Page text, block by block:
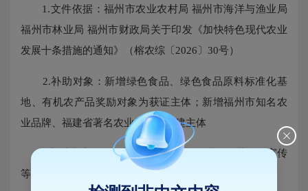
1.文件依据：福州市农业农村局 福州市海洋与渔业局
福州市林业局 福州市财政局关于印发《加快特色现代农业
发展十条措施的通知》（榕农综〔2026〕30号）
2.补助对象：新增绿色食品、绿色食品原料标准化基
地、有机农产品奖励对象为获证主体；新增福州市知名农
业品牌、福建省著名农业品牌的创建主体
3.补助内容：用于获证农业品牌奖励以及农业品牌宣传
等。